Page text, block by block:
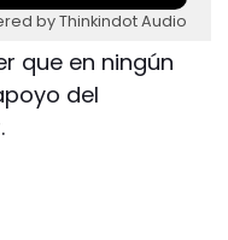
by Thinkindot Audio
que en ningún
del